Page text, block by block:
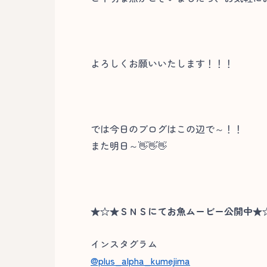
よろしくお願いいたします！！！
では今日のブログはこの辺で～！！
また明日～👋👋👋
★☆★ＳＮＳにてお魚ムービー公開中
インスタグラム
@plus_alpha_kumejima